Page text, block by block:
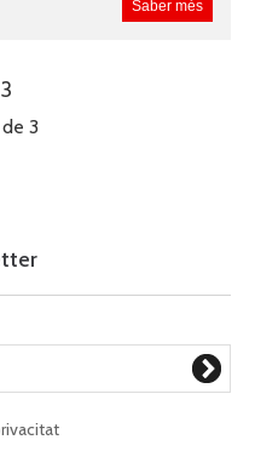
Saber més
3
de 3